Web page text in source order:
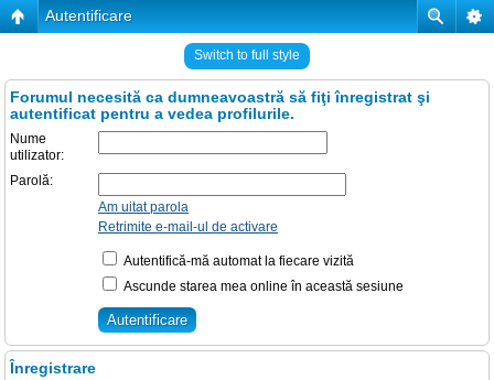
Autentificare
Switch to full style
Forumul necesită ca dumneavoastră să fiţi înregistrat şi
autentificat pentru a vedea profilurile.
Nume
utilizator:
Parolă:
Am uitat parola
Retrimite e-mail-ul de activare
Autentifică-mă automat la fiecare vizită
Ascunde starea mea online în această sesiune
Înregistrare